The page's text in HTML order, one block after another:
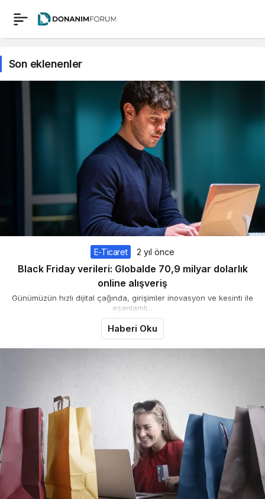
Son eklenenler
E-Ticaret 2 yıl önce
Black Friday verileri: Globalde 70,9 milyar dolarlık
online alışveriş
Günümüzün hızlı dijital çağında, girişimler inovasyon ve kesinti ile
eşanlamlı...
Haberi Oku